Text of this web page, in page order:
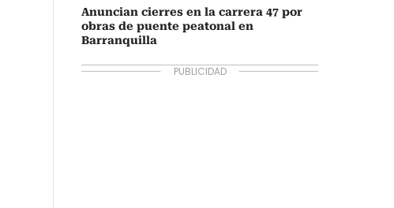
Anuncian cierres en la carrera 47 por
obras de puente peatonal en
Barranquilla